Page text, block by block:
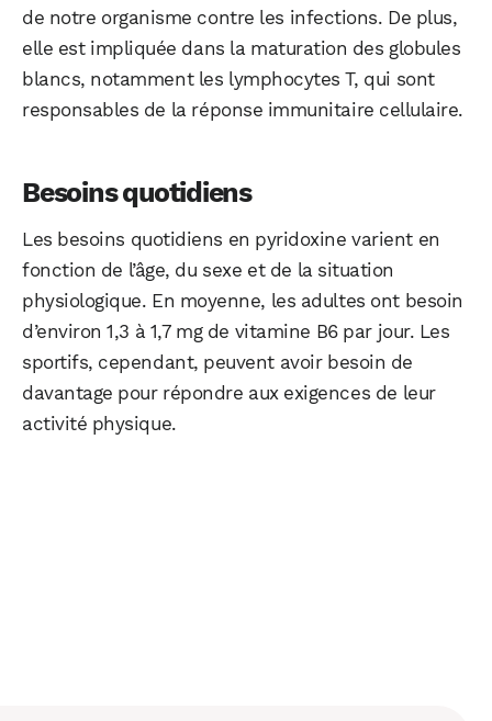
de notre organisme contre les infections. De plus,
elle est impliquée dans la maturation des globules
blancs, notamment les lymphocytes T, qui sont
responsables de la réponse immunitaire cellulaire.
Besoins quotidiens
Les besoins quotidiens en pyridoxine varient en
fonction de l’âge, du sexe et de la situation
physiologique. En moyenne, les adultes ont besoin
d’environ 1,3 à 1,7 mg de vitamine B6 par jour. Les
sportifs, cependant, peuvent avoir besoin de
davantage pour répondre aux exigences de leur
activité physique.